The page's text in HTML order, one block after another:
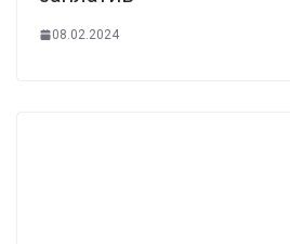
08.02.2024